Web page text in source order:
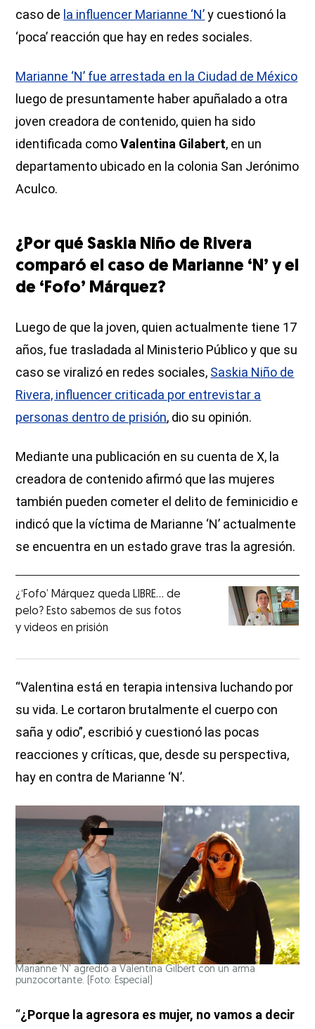
caso de la influencer Marianne ‘N’y cuestionó la
‘poca’ reacción que hay en redes sociales.
Marianne ‘N’ fue arrestada en la Ciudad de México
luego de presuntamente haber apuñalado a otra
joven creadora de contenido, quien ha sido
identificada comoValentina Gilabert, en un
departamento ubicado en la colonia San Jerónimo
Aculco.
¿Por qué Saskia Niño de Rivera
comparó el caso de Marianne ‘N’ y el
de ‘Fofo’ Márquez?
Luego de que la joven, quien actualmente tiene 17
años, fue trasladada al Ministerio Público y que su
caso se viralizó en redes sociales, Saskia Niño de
Rivera, influencer criticada por entrevistar a
personas dentro de prisión, dio su opinión.
Mediante una publicación en su cuenta de X, la
creadora de contenido afirmó que las mujeres
también pueden cometer el delito de feminicidio e
indicó que la víctima de Marianne ‘N’ actualmente
se encuentra en un estado grave tras la agresión.
¿‘Fofo’ Márquez queda LIBRE… de
pelo? Esto sabemos de sus fotos
y videos en prisión
“Valentina está en terapia intensiva luchando por
su vida. Le cortaron brutalmente el cuerpo con
saña y odio”, escribió y cuestionó las pocas
reacciones y críticas, que, desde su perspectiva,
hay en contra de Marianne ‘N’.
Marianne 'N' agredió a Valentina Gilbert con un arma
punzocortante. (Foto: Especial)
“¿Porque la agresora es mujer, no vamos a decir